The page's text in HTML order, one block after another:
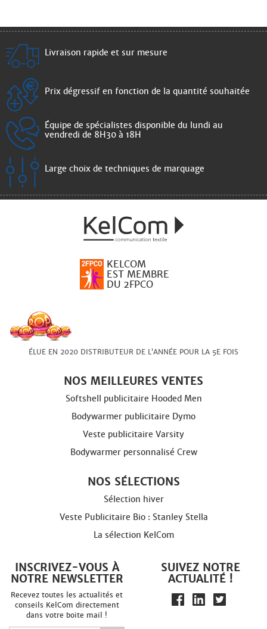
Livraison rapide et sur mesure
Prix dégressif en fonction de la quantité souhaitée
Équipe de spécialistes disponible du lundi au
vendredi de 8H30 à 18H
Large choix de techniques de marquage
KELCOM
EST MEMBRE
DU 2FPCO
ÉLUE EN 2020 DISTRIBUTEUR DE L’ANNÉE POUR LA 5E FOIS
NOS MEILLEURES VENTES
Softshell publicitaire Hooded Men
Bodywarmer publicitaire Dymo
Veste publicitaire Varsity
Bodywarmer personnalisé Crew
NOS SÉLECTIONS
Sélection hiver
Veste Publicitaire Bio : Stanley Stella
La sélection KelCom
INSCRIVEZ-VOUS À
NOTRE NEWSLETTER
Recevez toutes les actualités et
conseils KelCom directement
dans votre boite mail !
SUIVEZ NOTRE
ACTUALITÉ !